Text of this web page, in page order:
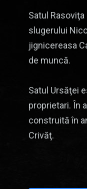
Satul
slugerului
jignicereasa
de muncă.
Satul Ursăţei
proprietari. În
construită în
Crivăţ.